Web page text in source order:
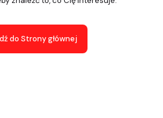
do Strony głównej